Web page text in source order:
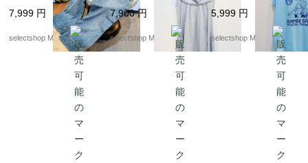
ム サイズL カー
ゴパンツ ブルー
7,999 円
selectshop Merci.
くすみカラー 水色
実寸M（記載Sサイズ）
フリル ノースリーブ
NILE コットン
7,900円
selectshop Merci.
ルトーナメント ブル
ー タンクトップ Ro
yal XLサイズ USA
5,999 円
selectshop Merci.